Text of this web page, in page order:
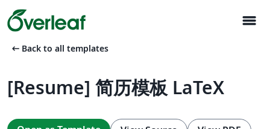
menu
arrow_left_alt Back to all templates
[Resume] 简历模板 LaTeX